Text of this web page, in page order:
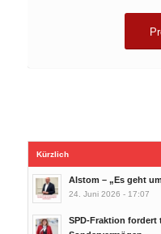
Kürzlich
Alstom – „Es geht
24. Juni 2026 - 17:07
SPD-Fraktion fordert